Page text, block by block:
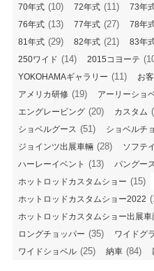
70年式 (10) 72年式 (11) 73年
76年式 (13) 77年式 (27) 78年
81年式 (29) 82年式 (21) 83年
250ワイド (14) 2015コヨーテ
YOKOHAMAギャラリー (11) お
アメリカ研修 (19) アーリーショ
エングレービング (20) カスタム
ショベルグース (51) ショベルチ
ジョインツ出展車輛 (28) ソフテ
ハーレーイベント (13) パングース
ホットロッドカスタムショー (15)
ホットロッドカスタムショー2022
ホットロッドカスタムショー出展車
ロングチョッパー (35) ワイドグ
ワイドショベル (25) 納車 (84)